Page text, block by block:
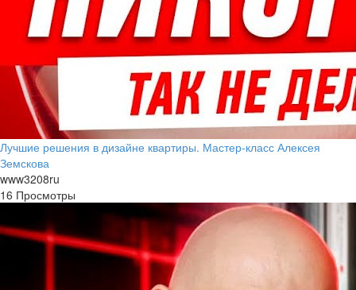
Лучшие решения в дизайне квартиры. Мастер-класс Алексея
Земскова
www3208ru
16 Просмотры